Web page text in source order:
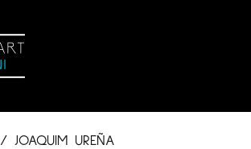
/ JOAQUIM UREÑA